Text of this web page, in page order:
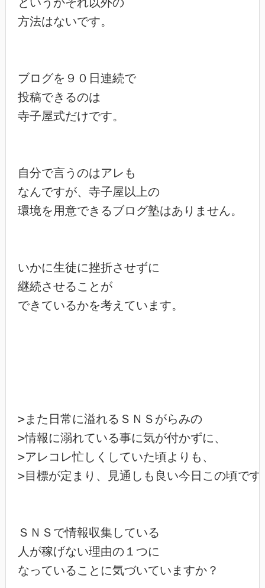
方法はないです。
ブログを９０日連続で
投稿できるのは
寺子屋式だけです。
自分で言うのはアレも
なんですが、寺子屋以上の
環境を用意できるブログ塾はありません。
いかに生徒に挫折させずに
継続させることが
できているかを考えています。
>また日常に溢れるＳＮＳがらみの
>情報に溺れている事に気が付かずに、
>アレコレ忙しくしていた頃よりも、
>目標が定まり、見通しも良い今日この頃です
ＳＮＳで情報収集している
人が稼げない理由の１つに
なっていることに気づいていますか？